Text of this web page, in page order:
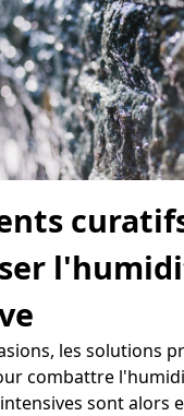
les solutions
combattre
sont alors